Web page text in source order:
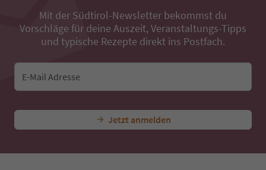
Mit der Südtirol-Newsletter bekommst du
Vorschläge für deine Auszeit, Veranstaltungs-Tipps
und typische Rezepte direkt ins Postfach.
E-Mail Adresse
Jetzt anmelden